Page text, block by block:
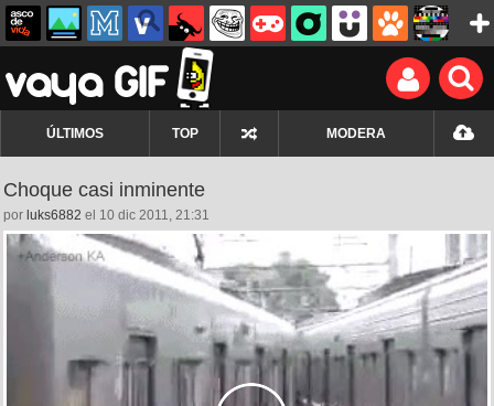
ÚLTIMOS TOP MODERA
Choque casi inminente
por luks6882 el 10 dic 2011, 21:31